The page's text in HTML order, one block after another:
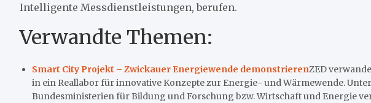
Intelligente Messdienstleistungen, berufen.
Verwandte Themen:
Smart City Projekt – Zwickauer Energiewende demonstrierenZED
in ein Reallabor für innovative Konzepte zur Energie- und Wärmewende.
Bundesministerien für Bildung und Forschung bzw. Wirtschaft und Energie